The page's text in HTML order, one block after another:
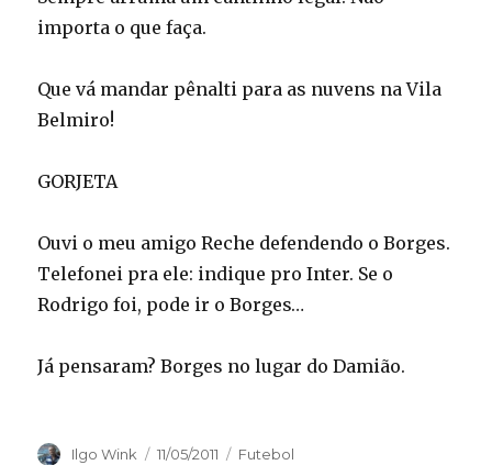
importa o que faça.
Que vá mandar pênalti para as nuvens na Vila
Belmiro!
GORJETA
Ouvi o meu amigo Reche defendendo o Borges.
Telefonei pra ele: indique pro Inter. Se o
Rodrigo foi, pode ir o Borges…
Já pensaram? Borges no lugar do Damião.
Autor
Ilgo Wink
Publicado
11/05/2011 Categorias
Futebol